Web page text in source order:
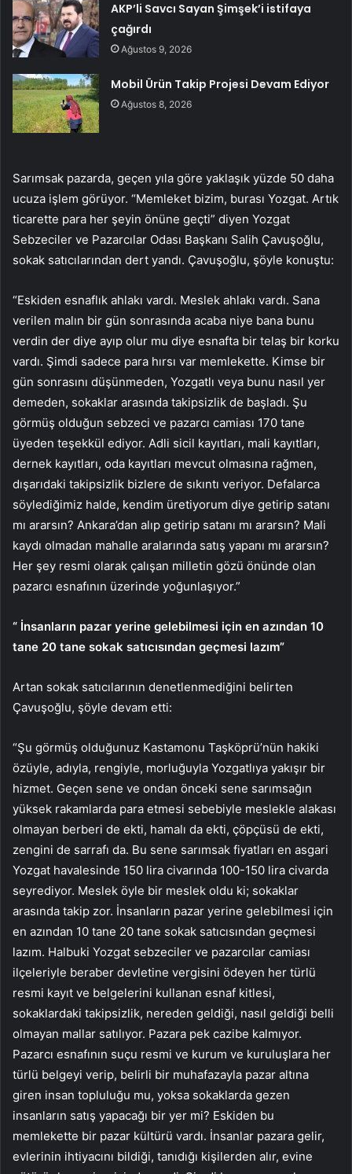
AKP’li Savcı Sayan Şimşek’i istifaya
çağırdı
Ağustos 9, 2026
Mobil Ürün Takip Projesi Devam Ediyor
Ağustos 8, 2026
Sarımsak pazarda, geçen yıla göre yaklaşık yüzde 50 daha
ucuza işlem görüyor. “Memleket bizim, burası Yozgat. Artık
ticarette para her şeyin önüne geçti” diyen Yozgat
Sebzeciler ve Pazarcılar Odası Başkanı Salih Çavuşoğlu,
sokak satıcılarından dert yandı. Çavuşoğlu, şöyle konuştu:
“Eskiden esnaflık ahlakı vardı. Meslek ahlakı vardı. Sana
verilen malın bir gün sonrasında acaba niye bana bunu
verdin der diye ayıp olur mu diye esnafta bir telaş bir korku
vardı. Şimdi sadece para hırsı var memlekette. Kimse bir
gün sonrasını düşünmeden, Yozgatlı veya bunu nasıl yer
demeden, sokaklar arasında takipsizlik de başladı. Şu
görmüş olduğun sebzeci ve pazarcı camiası 170 tane
üyeden teşekkül ediyor. Adli sicil kayıtları, mali kayıtları,
dernek kayıtları, oda kayıtları mevcut olmasına rağmen,
dışarıdaki takipsizlik bizlere de sıkıntı veriyor. Defalarca
söylediğimiz halde, kendim üretiyorum diye getirip satanı
mı ararsın? Ankara’dan alıp getirip satanı mı ararsın? Mali
kaydı olmadan mahalle aralarında satış yapanı mı ararsın?
Her şey resmi olarak çalışan milletin gözü önünde olan
pazarcı esnafının üzerinde yoğunlaşıyor.”
“ İnsanların pazar yerine gelebilmesi için en azından 10
tane 20 tane sokak satıcısından geçmesi lazım”
Artan sokak satıcılarının denetlenmediğini belirten
Çavuşoğlu, şöyle devam etti:
“Şu görmüş olduğunuz Kastamonu Taşköprü’nün hakiki
özüyle, adıyla, rengiyle, morluğuyla Yozgatlıya yakışır bir
hizmet. Geçen sene ve ondan önceki sene sarımsağın
yüksek rakamlarda para etmesi sebebiyle meslekle alakası
olmayan berberi de ekti, hamalı da ekti, çöpçüsü de ekti,
zengini de sarrafı da. Bu sene sarımsak fiyatları en asgari
Yozgat havalesinde 150 lira civarında 100-150 lira civarda
seyrediyor. Meslek öyle bir meslek oldu ki; sokaklar
arasında takip zor. İnsanların pazar yerine gelebilmesi için
en azından 10 tane 20 tane sokak satıcısından geçmesi
lazım. Halbuki Yozgat sebzeciler ve pazarcılar camiası
ilçeleriyle beraber devletine vergisini ödeyen her türlü
resmi kayıt ve belgelerini kullanan esnaf kitlesi,
sokaklardaki takipsizlik, nereden geldiği, nasıl geldiği belli
olmayan mallar satılıyor. Pazara pek cazibe kalmıyor.
Pazarcı esnafının suçu resmi ve kurum ve kuruluşlara her
türlü belgeyi verip, belirli bir muhafazayla pazar altına
giren insan topluluğu mu, yoksa sokaklarda gezen
insanların satış yapacağı bir yer mi? Eskiden bu
memlekette bir pazar kültürü vardı. İnsanlar pazara gelir,
evlerinin ihtiyacını bildiği, tanıdığı kişilerden alır, evine